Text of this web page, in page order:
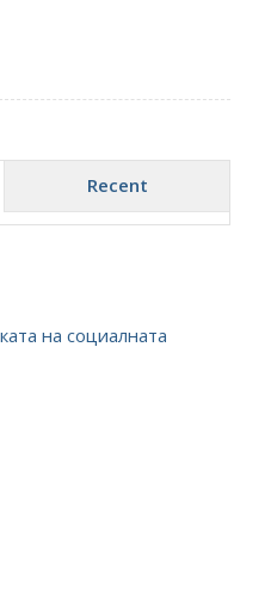
Recent
на социалната